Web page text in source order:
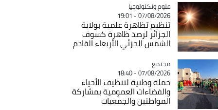
Catégorie
علوم وتكنولوجيا
07/08/2026 - 19:01
تنظيم تظاهرة علمية بولاية
الجزائر لرصد ظاهرة كسوف
الشمس الجزئي الأربعاء القادم
Catégorie
مجتمع
07/08/2026 - 18:40
حملة وطنية لتنظيف الأحياء
والفضاءات العمومية بمشاركة
المواطنين والجمعيات